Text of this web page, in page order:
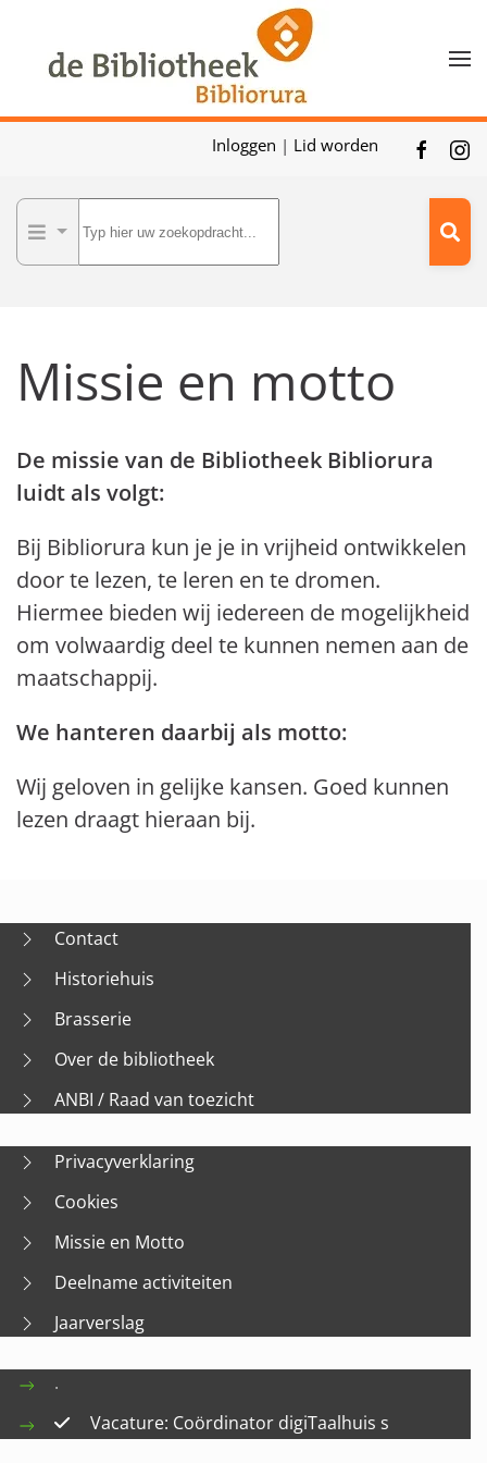
Skip to main content
Inloggen | Lid worden
Missie en motto
De missie van de Bibliotheek Bibliorura
luidt als volgt:
Bij Bibliorura kun je je in vrijheid ontwikkelen
door te lezen, te leren en te dromen.
Hiermee bieden wij iedereen de mogelijkheid
om volwaardig deel te kunnen nemen aan de
maatschappij.
We hanteren daarbij als motto:
Wij geloven in gelijke kansen. Goed kunnen
lezen draagt hieraan bij.
Contact
Historiehuis
Brasserie
Over de bibliotheek
ANBI / Raad van toezicht
Privacyverklaring
Cookies
Missie en Motto
Deelname activiteiten
Jaarverslag
.
Vacature: Coördinator digiTaalhuis s